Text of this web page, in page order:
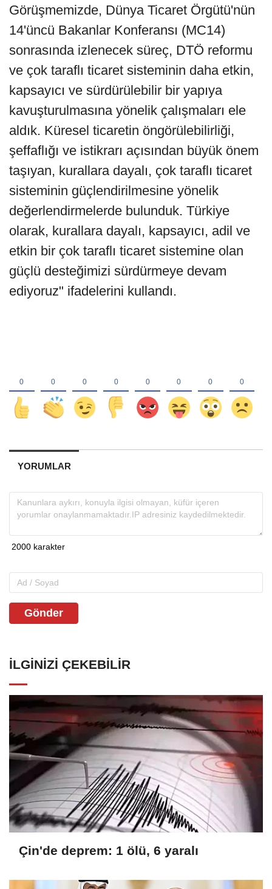
Görüşmemizde, Dünya Ticaret Örgütü'nün
14'üncü Bakanlar Konferansı (MC14)
sonrasında izlenecek süreç, DTÖ reformu
ve çok taraflı ticaret sisteminin daha etkin,
kapsayıcı ve sürdürülebilir bir yapıya
kavuşturulmasına yönelik çalışmaları ele
aldık. Küresel ticaretin öngörülebilirliği,
şeffaflığı ve istikrarı açısından büyük önem
taşıyan, kurallara dayalı, çok taraflı ticaret
sisteminin güçlendirilmesine yönelik
değerlendirmelerde bulunduk. Türkiye
olarak, kurallara dayalı, kapsayıcı, adil ve
etkin bir çok taraflı ticaret sistemine olan
güçlü desteğimizi sürdürmeye devam
ediyoruz" ifadelerini kullandı.
YORUMLAR
Gönder
İLGINIZI ÇEKEBILIR
Çin'de deprem: 1 ölü, 6 yaralı